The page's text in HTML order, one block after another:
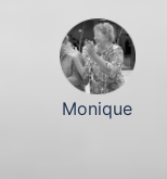
Monique